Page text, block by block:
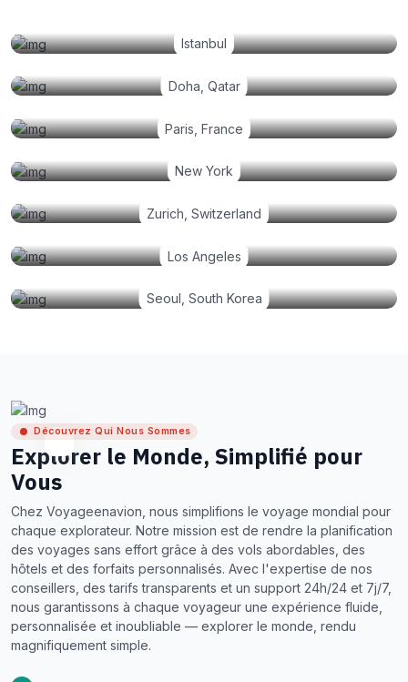
Istanbul
Doha, Qatar
Paris, France
New York
Zurich, Switzerland
Los Angeles
Seoul, South Korea
Découvrez Qui Nous Sommes
Explorer le Monde, Simplifié pour
Vous
Chez Voyageenavion, nous simplifions le voyage mondial pour
chaque explorateur. Notre mission est de rendre la planification
des voyages sans effort grâce à des vols abordables, des
hôtels et des forfaits personnalisés. Avec l'expertise de nos
conseillers, des tarifs transparents et un support 24h/24 et 7j/7,
nous garantissons à chaque voyageur une expérience fluide,
personnalisée et inoubliable — explorer le monde, rendu
magnifiquement simple.